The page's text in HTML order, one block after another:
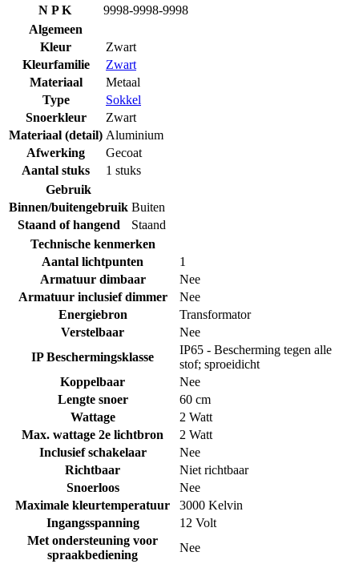
N P K
9998-9998-9998
Algemeen
Kleur
Zwart
Kleurfamilie
Zwart
Materiaal
Metaal
Type
Sokkel
Snoerkleur
Zwart
Materiaal (detail) Aluminium
Afwerking
Gecoat
Aantal stuks
1 stuks
Gebruik
Binnen/buitengebruik Buiten
Staand of hangend
Staand
Technische kenmerken
Aantal lichtpunten
1
Armatuur dimbaar
Nee
Armatuur inclusief dimmer
Nee
Energiebron
Transformator
Verstelbaar
Nee
IP Beschermingsklasse
IP65 - Bescherming tegen alle
stof; sproeidicht
Koppelbaar
Nee
Lengte snoer
60 cm
Wattage
2 Watt
Max. wattage 2e lichtbron
2 Watt
Inclusief schakelaar
Nee
Richtbaar
Niet richtbaar
Snoerloos
Nee
Maximale kleurtemperatuur
3000 Kelvin
Ingangsspanning
12 Volt
Met ondersteuning voor
spraakbediening
Nee